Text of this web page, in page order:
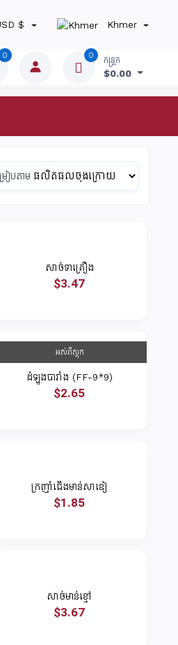
$ Khmer
0 0 កន្ត្រក
$0.00
ៀបតាម
សាច់ទាគ្រឿង
$3.47
អស់ពីស្តុក
ដំឡូងបារាំង (FF-9*9)
$2.65
ក្រញាំជើងមាន់សាឌៀ
$1.85
សាច់មាន់ខ្មៅ
$3.67